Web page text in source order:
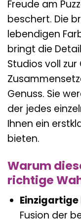
Freude am
beschert. Die
lebendigen
bringt die
Studios voll
Genuss. Sie
der jedes
Ihnen ein
bieten.
Warum
richtige
Fusion der